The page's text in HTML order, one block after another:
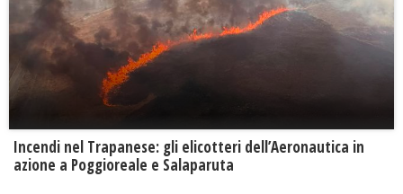
Incendi nel Trapanese: gli elicotteri dell’Aeronautica in
azione a Poggioreale e Salaparuta